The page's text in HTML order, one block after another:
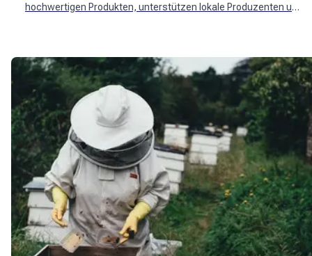
hochwertigen Produkten, unterstützen lokale Produzenten und